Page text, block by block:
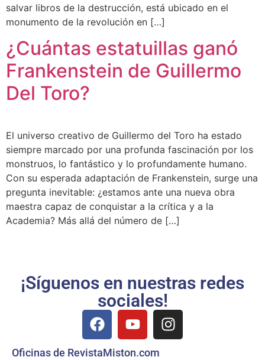
salvar libros de la destrucción, está ubicado en el
monumento de la revolución en […]
¿Cuántas estatuillas ganó
Frankenstein de Guillermo
Del Toro?
El universo creativo de Guillermo del Toro ha estado
siempre marcado por una profunda fascinación por los
monstruos, lo fantástico y lo profundamente humano.
Con su esperada adaptación de Frankenstein, surge una
pregunta inevitable: ¿estamos ante una nueva obra
maestra capaz de conquistar a la crítica y a la
Academia? Más allá del número de […]
¡Síguenos en nuestras redes
sociales!
Oficinas de RevistaMiston.com